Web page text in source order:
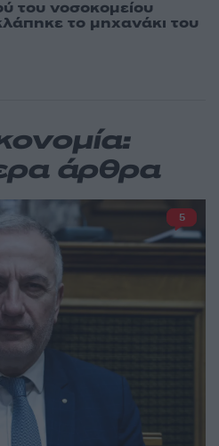
του νοσοκομείου
το μηχανάκι του
άρθρα
5